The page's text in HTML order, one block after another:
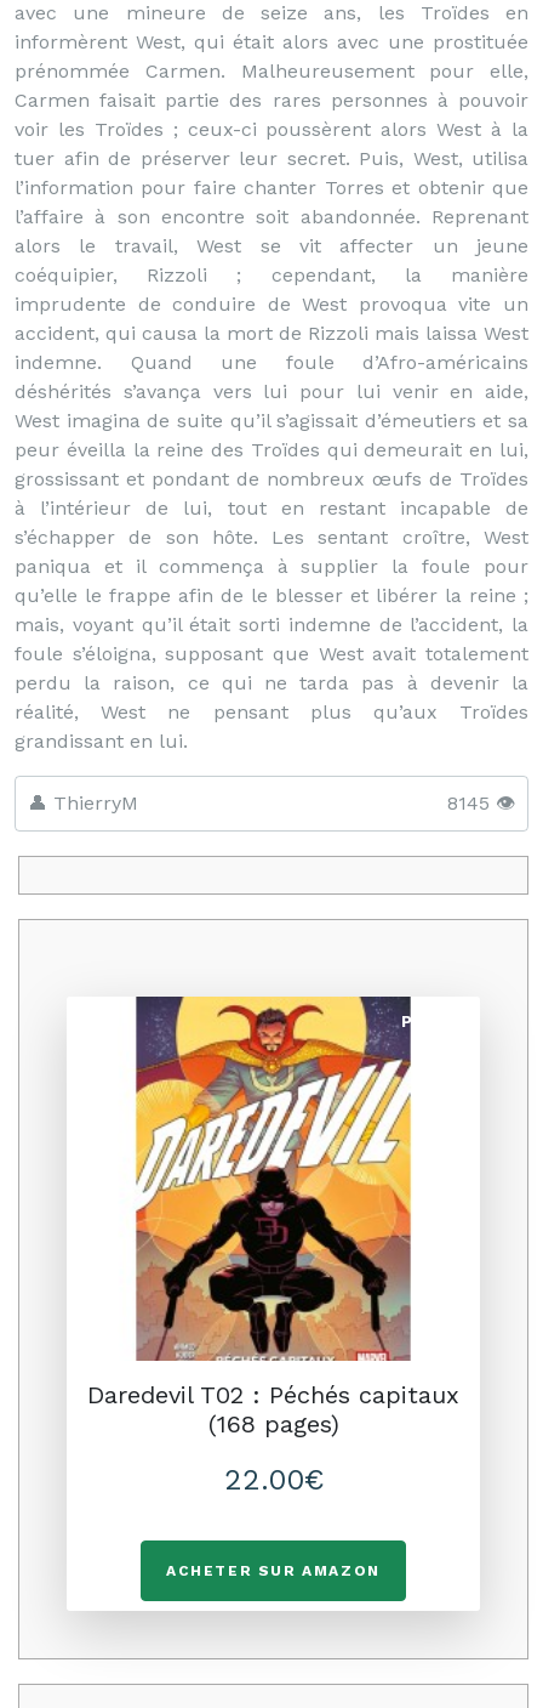
avec une mineure de seize ans, les Troïdes en
informèrent West, qui était alors avec une prostituée
prénommée Carmen. Malheureusement pour elle,
Carmen faisait partie des rares personnes à pouvoir
voir les Troïdes ; ceux-ci poussèrent alors West à la
tuer afin de préserver leur secret. Puis, West, utilisa
l’information pour faire chanter Torres et obtenir que
l’affaire à son encontre soit abandonnée. Reprenant
alors le travail, West se vit affecter un jeune
coéquipier, Rizzoli ; cependant, la manière
imprudente de conduire de West provoqua vite un
accident, qui causa la mort de Rizzoli mais laissa West
indemne. Quand une foule d’Afro-américains
déshérités s’avança vers lui pour lui venir en aide,
West imagina de suite qu’il s’agissait d’émeutiers et sa
peur éveilla la reine des Troïdes qui demeurait en lui,
grossissant et pondant de nombreux œufs de Troïdes
à l’intérieur de lui, tout en restant incapable de
s’échapper de son hôte. Les sentant croître, West
paniqua et il commença à supplier la foule pour
qu’elle le frappe afin de le blesser et libérer la reine ;
mais, voyant qu’il était sorti indemne de l’accident, la
foule s’éloigna, supposant que West avait totalement
perdu la raison, ce qui ne tarda pas à devenir la
réalité, West ne pensant plus qu’aux Troïdes
grandissant en lui.
👤 ThierryM 8145 👁️
Promo
Daredevil T02 : Péchés capitaux
(168 pages)
22.00€
ACHETER SUR AMAZON